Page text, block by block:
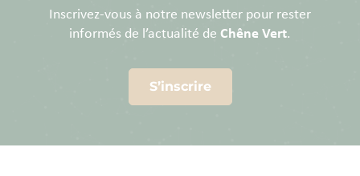
Inscrivez-vous à notre newsletter pour rester
informés de l’actualité de Chêne Vert.
S’inscrire